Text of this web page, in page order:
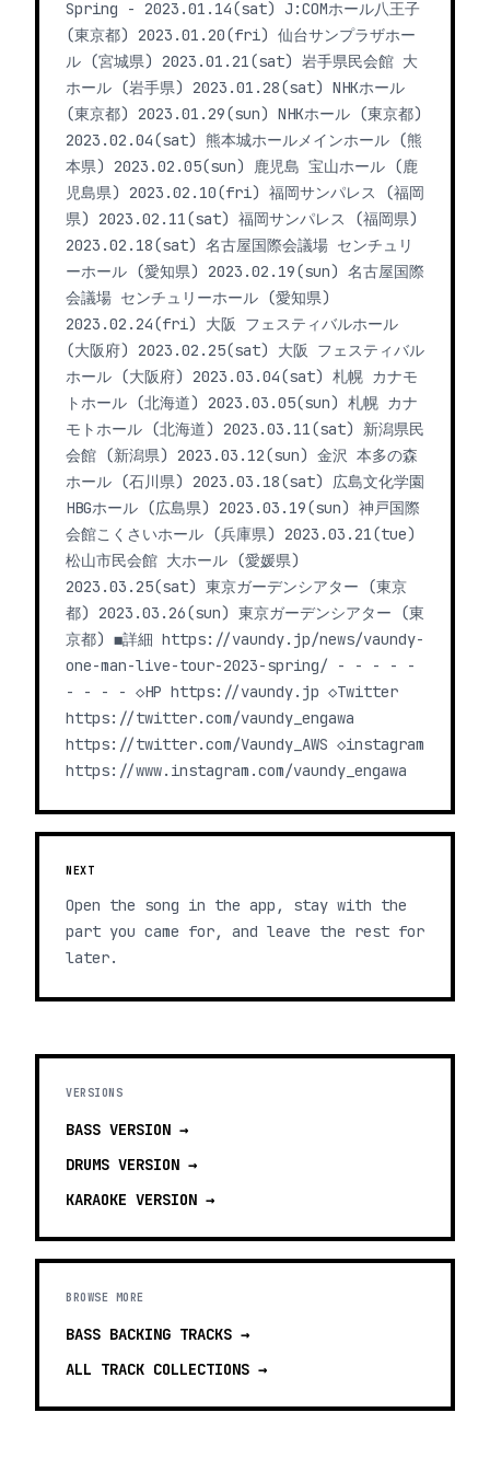
Spring - 2023.01.14(sat) J:COMホール八王子
(東京都) 2023.01.20(fri) 仙台サンプラザホー
ル (宮城県) 2023.01.21(sat) 岩手県民会館 大
ホール (岩手県) 2023.01.28(sat) NHKホール
(東京都) 2023.01.29(sun) NHKホール (東京都)
2023.02.04(sat) 熊本城ホールメインホール (熊
本県) 2023.02.05(sun) 鹿児島 宝山ホール (鹿
児島県) 2023.02.10(fri) 福岡サンパレス (福岡
県) 2023.02.11(sat) 福岡サンパレス (福岡県)
2023.02.18(sat) 名古屋国際会議場 センチュリ
ーホール (愛知県) 2023.02.19(sun) 名古屋国際
会議場 センチュリーホール (愛知県)
2023.02.24(fri) 大阪 フェスティバルホール
(大阪府) 2023.02.25(sat) 大阪 フェスティバル
ホール (大阪府) 2023.03.04(sat) 札幌 カナモ
トホール (北海道) 2023.03.05(sun) 札幌 カナ
モトホール (北海道) 2023.03.11(sat) 新潟県民
会館 (新潟県) 2023.03.12(sun) 金沢 本多の森
ホール (石川県) 2023.03.18(sat) 広島文化学園
HBGホール (広島県) 2023.03.19(sun) 神戸国際
会館こくさいホール (兵庫県) 2023.03.21(tue)
松山市民会館 大ホール (愛媛県)
2023.03.25(sat) 東京ガーデンシアター (東京
都) 2023.03.26(sun) 東京ガーデンシアター (東
京都) ◼︎詳細 https://vaundy.jp/news/vaundy-
one-man-live-tour-2023-spring/ - - - - -
- - - - ◇HP https://vaundy.jp ◇Twitter
https://twitter.com/vaundy_engawa
https://twitter.com/Vaundy_AWS ◇instagram
https://www.instagram.com/vaundy_engawa
NEXT
Open the song in the app, stay with the
part you came for, and leave the rest for
later.
VERSIONS
BASS VERSION →
DRUMS VERSION →
KARAOKE VERSION →
BROWSE MORE
BASS BACKING TRACKS →
ALL TRACK COLLECTIONS →